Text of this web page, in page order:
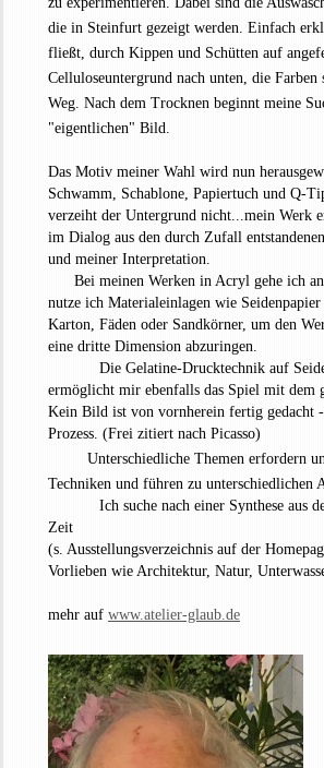
die in Steinfurt gezeigt werden. Einfach
fließt, durch Kippen und Schütten auf
Celluloseuntergrund nach unten, die Farben
Weg. Nach dem Trocknen beginnt meine
"eigentlichen" Bild.
Das Motiv meiner Wahl wird nun
Schwamm, Schablone, Papiertuch und Q-
verzeiht der Untergrund nicht...mein Werk
im Dialog aus den durch Zufall
und meiner Interpretation.
Bei meinen Werken in Acryl gehe ich
nutze ich Materialeinlagen wie
Karton, Fäden oder Sandkörner, um den
eine dritte Dimension abzuringen.
Die Gelatine-Drucktechnik auf
ermöglicht mir ebenfalls das Spiel mit dem
Kein Bild ist von vornherein fertig gedacht
Prozess. (Frei zitiert nach Picasso)
Unterschiedliche Themen erfordern
Techniken und führen zu unterschiedlichen
Ich suche nach einer Synthese aus
Zeit
(s. Ausstellungsverzeichnis auf der
Vorlieben wie Architektur, Natur,
mehr auf www.atelier-glaub.de